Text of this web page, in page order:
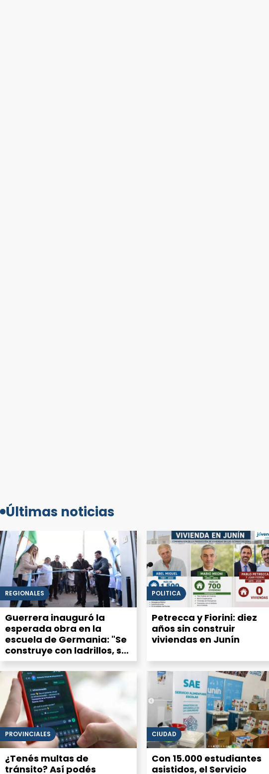
Últimas noticias
REGIONALES
Guerrera inauguró la
esperada obra en la
escuela de Germania: "Se
construye con ladrillos, se
sostiene con personas"
POLITICA
Petrecca y Fiorini: diez
años sin construir
viviendas en Junín
PROVINCIALES
¿Tenés multas de
tránsito? Así podés
CIUDAD
Con 15.000 estudiantes
asistidos, el Servicio